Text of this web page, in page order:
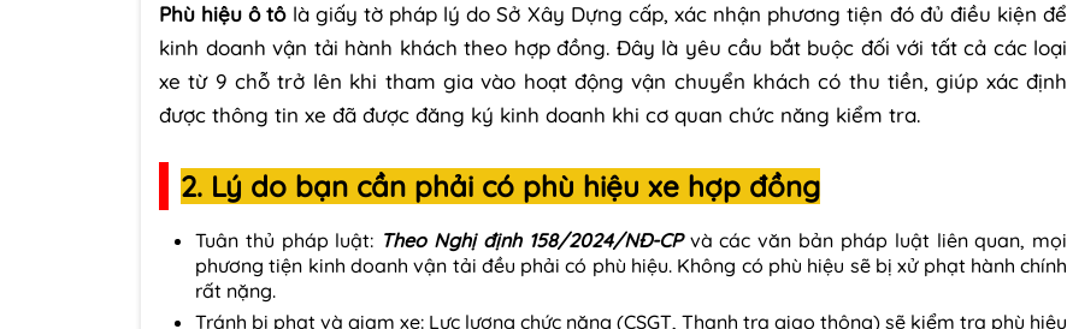
Phù hiệu ô tô là giấy tờ pháp lý do Sở Xây Dựng cấp, xác nhận phương tiện đó đủ điều kiện để
kinh doanh vận tải hành khách theo hợp đồng. Đây là yêu cầu bắt buộc đối với tất cả các loại
xe từ 9 chỗ trở lên khi tham gia vào hoạt động vận chuyển khách có thu tiền, giúp xác định
được thông tin xe đã được đăng ký kinh doanh khi cơ quan chức năng kiểm tra.
2. Lý do bạn cần phải có phù hiệu xe hợp đồng
Tuân thủ pháp luật: Theo Nghị định 158/2024/NĐ-CPvà các văn bản pháp luật liên quan, mọi
phương tiện kinh doanh vận tải đều phải có phù hiệu. Không có phù hiệu sẽ bị xử phạt hành chính
rất nặng.
Tránh bị phạt và giam xe: Lực lượng chức năng (CSGT, Thanh tra giao thông) sẽ kiểm tra phù hiệu